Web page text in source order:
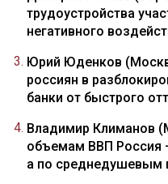
трудоустройства
негативного
Юрий Юденков
россиян в
банки от быстрого
Владимир Климанов
объемам ВВП Россия
а по среднедушевым